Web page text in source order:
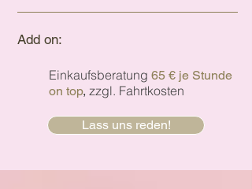
Bei einem Folgetermin bespreche ich
Empfehlungen.
Mit deinem Handbuch erhältst du
eine detaillierte Beschreibung zum
Add on:
Einkaufsberatung 65 € je Stunde
on top, zzgl. Fahrtkosten
Lass uns reden!